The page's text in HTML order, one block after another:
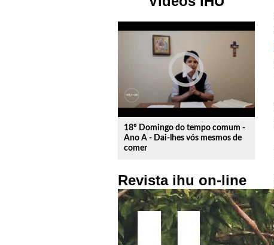
play_circle_outline
18º Domingo do tempo comum -
Ano A - Dai-lhes vós mesmos de
comer
Revista ihu on-line